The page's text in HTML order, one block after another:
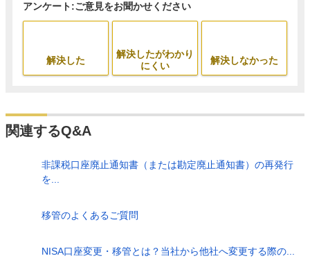
アンケート:ご意見をお聞かせください
解決した
解決したがわかり
にくい
解決しなかった
関連するQ&A
非課税口座廃止通知書（または勘定廃止通知書）の再発行
を...
移管のよくあるご質問
NISA口座変更・移管とは？当社から他社へ変更する際の...